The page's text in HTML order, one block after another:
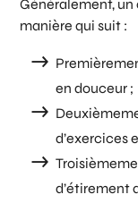
Généralement, un
manière qui suit :
en douceur ;
d’exercices
d’étirement